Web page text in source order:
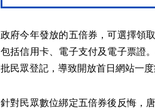
政府今年發放的五倍券，可選擇領
包括信用卡、電子支付及電子票證
批民眾登記，導致開放首日網站一
針對民眾數位綁定五倍券後反悔，